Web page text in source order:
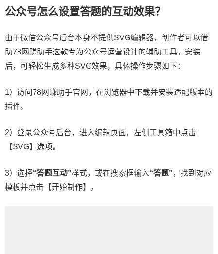
公众号怎么设置答题的互动效果？
由于微信公众号后台本身不提供SVG编辑器，创作者可以借
助78网赚助手这款专为公众号运营设计的辅助工具。安装
后，可轻松生成多种SVG效果。具体操作步骤如下：
1）访问78网赚助手官网，在浏览器中下载并安装适配版本的
插件。
2）登录公众号后台，进入编辑页面，左侧工具箱中点击
【SVG】选项。
3）选择“答题互动”样式，或在搜索框输入“答题”，找到对应
模板并点击【开始制作】。